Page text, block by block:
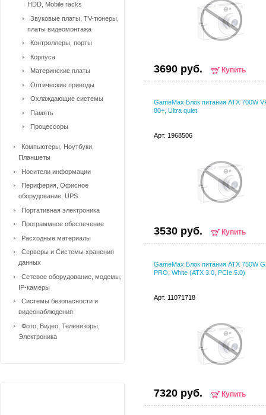
3690 руб. Купить
GameMax Блок питания ATX 700W
80+, Ultra quiet
Арт. 1968506
3530 руб. Купить
GameMax Блок питания ATX 750W
PRO, White (ATX 3.0, PCIe 5.0)
Арт. 11071718
7320 руб. Купить
HDD, Mobile racks
Звуковые платы, TV-тюнеры,
платы видеомонтажа
Контроллеры, порты
Корпуса
Материнские платы
Оптические приводы
Охлаждающие системы
Память
Процессоры
Компьютеры, Ноутбуки,
Планшеты
Носители информации
Периферия, Офисное
оборудование, UPS
Портативная электроника
Программное обеспечение
Расходные материалы
Серверы и Системы хранения
данных
Сетевое оборудование, модемы,
IP-камеры
Системы безопасности и
видеонаблюдения
Фото, Видео, Телевизоры,
Электроника